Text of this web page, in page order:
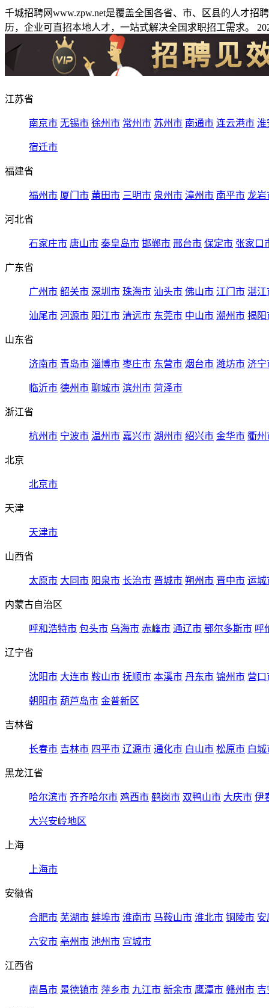
千城招聘网www.zpw.net是覆盖全国各省、市、区县的人才
历，企业可直招本地人才，一站式解决全国求职招工需求。
江苏省
南京市 无锡市 徐州市 常州市 苏州市 南通市 连云港市 淮
宿迁市
福建省
福州市 厦门市 莆田市 三明市 泉州市 漳州市 南平市 龙岩
河北省
石家庄市 唐山市 秦皇岛市 邯郸市 邢台市 保定市 张家口
广东省
广州市 韶关市 深圳市 珠海市 汕头市 佛山市 江门市 湛江
汕尾市 河源市 阳江市 清远市 东莞市 中山市 潮州市 揭阳
山东省
济南市 青岛市 淄博市 枣庄市 东营市 烟台市 潍坊市 济宁
临沂市 德州市 聊城市 滨州市 菏泽市
浙江省
杭州市 宁波市 温州市 嘉兴市 湖州市 绍兴市 金华市 衢州
北京
北京市
天津
天津市
山西省
太原市 大同市 阳泉市 长治市 晋城市 朔州市 晋中市 运城
内蒙古自治区
呼和浩特市 包头市 乌海市 赤峰市 通辽市 鄂尔多斯市 呼
辽宁省
沈阳市 大连市 鞍山市 抚顺市 本溪市 丹东市 锦州市 营口
朝阳市 葫芦岛市 金普新区
吉林省
长春市 吉林市 四平市 辽源市 通化市 白山市 松原市 白城
黑龙江省
哈尔滨市 齐齐哈尔市 鸡西市 鹤岗市 双鸭山市 大庆市 伊
大兴安岭地区
上海
上海市
安徽省
合肥市 芜湖市 蚌埠市 淮南市 马鞍山市 淮北市 铜陵市 安
六安市 亳州市 池州市 宣城市
江西省
南昌市 景德镇市 萍乡市 九江市 新余市 鹰潭市 赣州市 吉